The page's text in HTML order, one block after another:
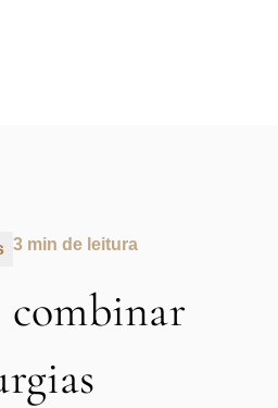
3 min de leitura
combinar